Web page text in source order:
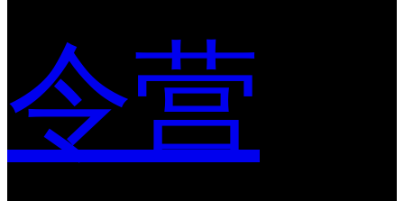
令营